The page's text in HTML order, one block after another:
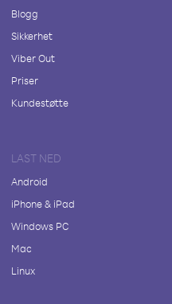
Blogg
Sikkerhet
Viber Out
Priser
Kundestøtte
LAST NED
Android
iPhone & iPad
Windows PC
Mac
Linux